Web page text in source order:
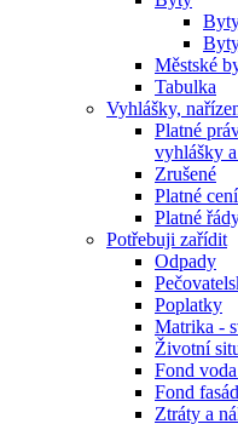
Městské
Tabulka
Vyhlášky,
Platné
vyhlášky
Zrušené
Platné
Platné
Potřebuji zařídit
Odpady
Poplatky
Matrika -
Životní
Fond
Fond
Ztráty a